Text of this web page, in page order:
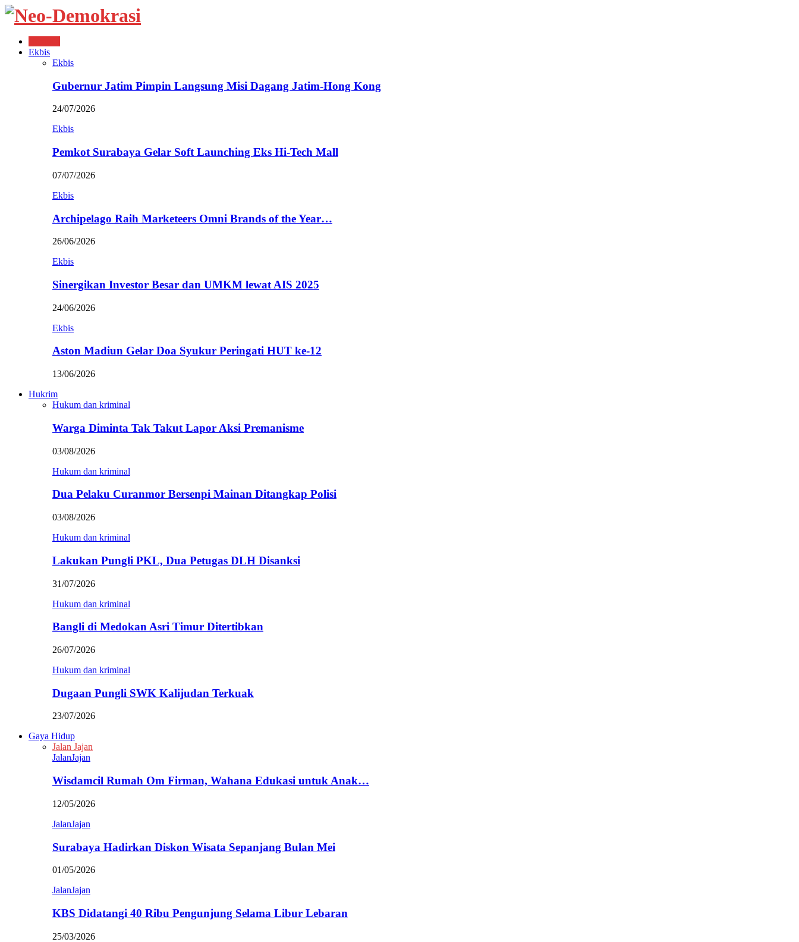
Ekbis
Ekbis
Gubernur Jatim Pimpin Langsung Misi Dagang Jatim-Hong Kong
24/07/2026
Ekbis
Pemkot Surabaya Gelar Soft Launching Eks Hi-Tech Mall
07/07/2026
Ekbis
Archipelago Raih Marketeers Omni Brands of the Year…
26/06/2026
Ekbis
Sinergikan Investor Besar dan UMKM lewat AIS 2025
24/06/2026
Ekbis
Aston Madiun Gelar Doa Syukur Peringati HUT ke-12
13/06/2026
Hukrim
Hukum dan kriminal
Warga Diminta Tak Takut Lapor Aksi Premanisme
03/08/2026
Hukum dan kriminal
Dua Pelaku Curanmor Bersenpi Mainan Ditangkap Polisi
03/08/2026
Hukum dan kriminal
Lakukan Pungli PKL, Dua Petugas DLH Disanksi
31/07/2026
Hukum dan kriminal
Bangli di Medokan Asri Timur Ditertibkan
26/07/2026
Hukum dan kriminal
Dugaan Pungli SWK Kalijudan Terkuak
23/07/2026
Gaya Hidup
Jalan Jajan
JalanJajan
Wisdamcil Rumah Om Firman, Wahana Edukasi untuk Anak…
12/05/2026
JalanJajan
Surabaya Hadirkan Diskon Wisata Sepanjang Bulan Mei
01/05/2026
JalanJajan
KBS Didatangi 40 Ribu Pengunjung Selama Libur Lebaran
25/03/2026